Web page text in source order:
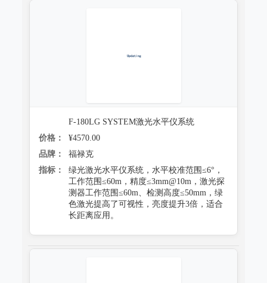
F-180LG SYSTEM激光水平仪系统
价格：
¥4570.00
品牌：
福禄克
指标：
绿光激光水平仪系统，水平校准范围≤6°，
工作范围≤60m，精度≤3mm@10m，激光探
测器工作范围≤60m、检测高度≤50mm，绿
色激光提高了可视性，亮度提升3倍，适合
长距离应用。